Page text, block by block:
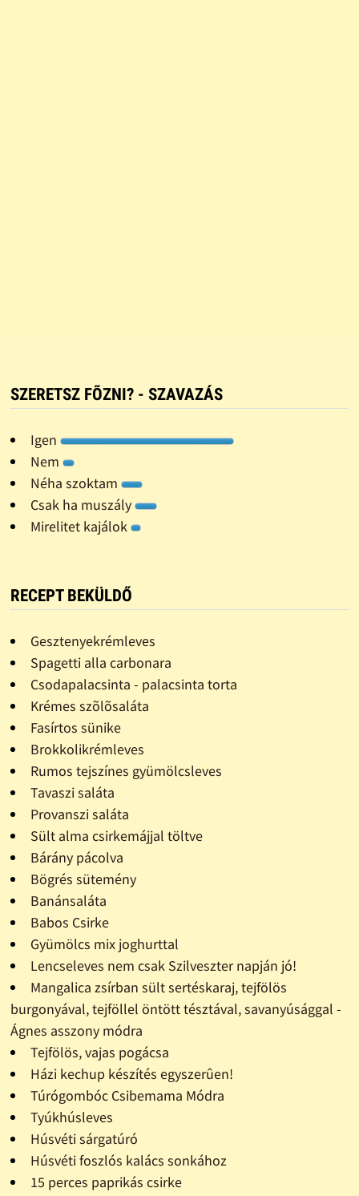
SZERETSZ FÕZNI? - SZAVAZÁS
Igen
Nem
Néha szoktam
Csak ha muszály
Mirelitet kajálok
RECEPT BEKÜLDŐ
Gesztenyekrémleves
Spagetti alla carbonara
Csodapalacsinta - palacsinta torta
Krémes szõlõsaláta
Fasírtos sünike
Brokkolikrémleves
Rumos tejszínes gyümölcsleves
Tavaszi saláta
Provanszi saláta
Sült alma csirkemájjal töltve
Bárány pácolva
Bögrés sütemény
Banánsaláta
Babos Csirke
Gyümölcs mix joghurttal
Lencseleves nem csak Szilveszter napján jó!
Mangalica zsírban sült sertéskaraj, tejfölös
burgonyával, tejföllel öntött tésztával, savanyúsággal -
Ágnes asszony módra
Tejfölös, vajas pogácsa
Házi kechup készítés egyszerûen!
Túrógombóc Csibemama Módra
Tyúkhúsleves
Húsvéti sárgatúró
Húsvéti foszlós kalács sonkához
15 perces paprikás csirke